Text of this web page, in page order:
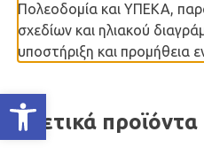
Ανοίξτε τη γραμμή εργαλείων
Πολεοδομία και ΥΠΕΚΑ,
σχεδίων και ηλιακού
υποστήριξη και προμήθεια
Σχετικά προϊόντα